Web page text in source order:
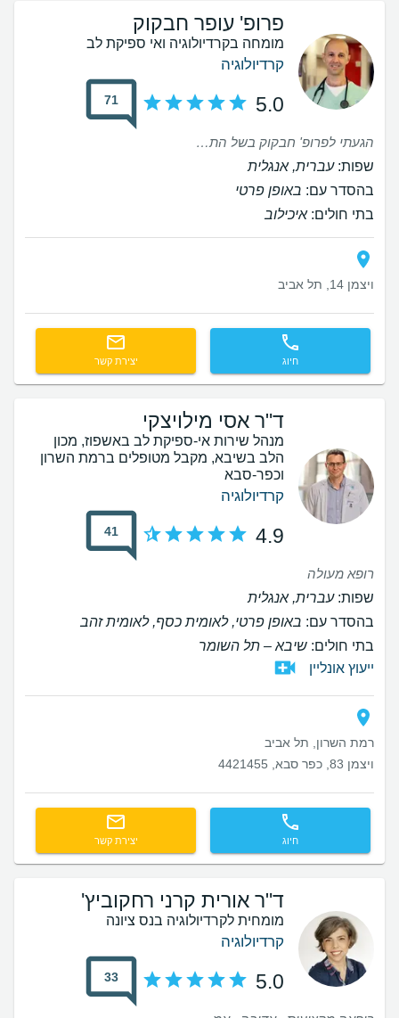
פרופ' עופר חבקוק
מומחה בקרדיולוגיה ואי ספיקת לב
קרדיולוגיה
5.0
71
הגעתי לפרופ' חבקוק בשל התמודדות כרונית של דלקת בקרום הלב. פרופ' חבקוק רופא מקצועי, קשוב, ענה לכל השאלות והציע דרכי טיפול, באופן רגיש ואנושי. יצאתי עם הבנה גדולה יותר לגבי המחלה ודרכי הטיפול. פרופ' חבקוק זמין במייל ובנייד לכל שאלה ובקשה. ממליצה עליו בחום.
שפות:עברית, אנגלית
בהסדר עם: באופן פרטי
בתי חולים:איכילוב
ויצמן 14, תל אביב
חיוג יצירת קשר
ד"ר אסי מילויצקי
מנהל שירות אי-ספיקת לב באשפוז, מכון
הלב בשיבא, מקבל מטופלים ברמת השרון
וכפר-סבא
קרדיולוגיה
4.9
41
רופא מעולה
שפות:עברית, אנגלית
בהסדר עם: באופן פרטי, לאומית כסף, לאומית זהב
בתי חולים: שיבא – תל השומר
ייעוץ אונליין
רמת השרון, תל אביב
ויצמן 83, כפר סבא, 4421455
חיוג יצירת קשר
ד"ר אורית קרני רחקוביץ'
מומחית לקרדיולוגיה בנס ציונה
קרדיולוגיה
5.0
33